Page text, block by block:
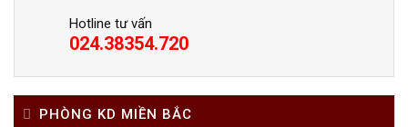
Hotline tư vấn
024.38354.720
PHÒNG KD MIỀN BẮC